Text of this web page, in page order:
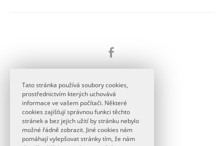
Tato stránka používá soubory cookies,
prostřednictvím kterých uchovává
informace ve vašem počítači. Některé
cookies zajišťují správnou funkci těchto
stránek a bez jejich užití by stránku nebylo
možné řádně zobrazit. Jiné cookies nám
pomáhají vylepšovat stránky tím, že nám
KONTAKT
basnici@ff.cuni.cz